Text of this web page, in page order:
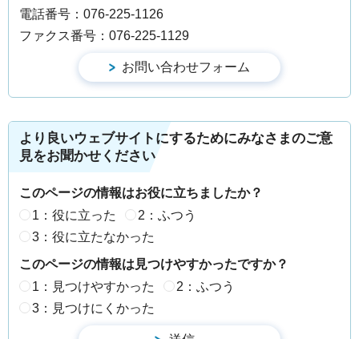
電話番号：076-225-1126
ファクス番号：076-225-1129
より良いウェブサイトにするためにみなさまのご意
見をお聞かせください
このページの情報はお役に立ちましたか？
1：役に立った
2：ふつう
3：役に立たなかった
このページの情報は見つけやすかったですか？
1：見つけやすかった
2：ふつう
3：見つけにくかった